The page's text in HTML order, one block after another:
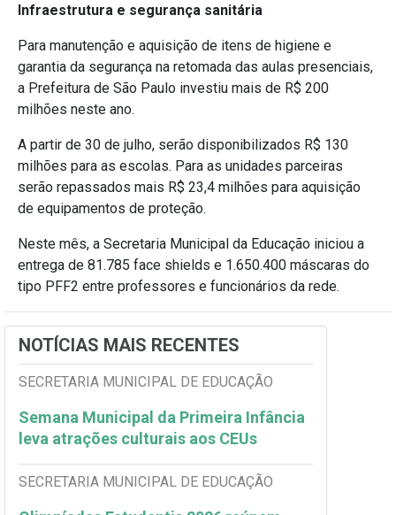
Infraestrutura e segurança sanitária
Para manutenção e aquisição de itens de higiene e
garantia da segurança na retomada das aulas presenciais,
a Prefeitura de São Paulo investiu mais de R$ 200
milhões neste ano.
A partir de 30 de julho, serão disponibilizados R$ 130
milhões para as escolas. Para as unidades parceiras
serão repassados mais R$ 23,4 milhões para aquisição
de equipamentos de proteção.
Neste mês, a Secretaria Municipal da Educação iniciou a
entrega de 81.785 face shields e 1.650.400 máscaras do
tipo PFF2 entre professores e funcionários da rede.
NOTÍCIAS MAIS RECENTES
SECRETARIA MUNICIPAL DE EDUCAÇÃO
Semana Municipal da Primeira Infância
leva atrações culturais aos CEUs
SECRETARIA MUNICIPAL DE EDUCAÇÃO